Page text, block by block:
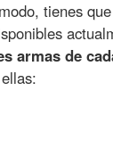
tienes
armas de